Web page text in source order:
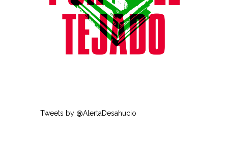
Tweets by @AlertaDesahucio